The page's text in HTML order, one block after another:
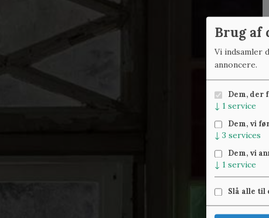
Brug af
Vi indsamler
annoncere.
Dem, der
↓ 1 service
Dem, vi
↓ 3 services
Dem, vi
↓ 1 service
Slå alle til